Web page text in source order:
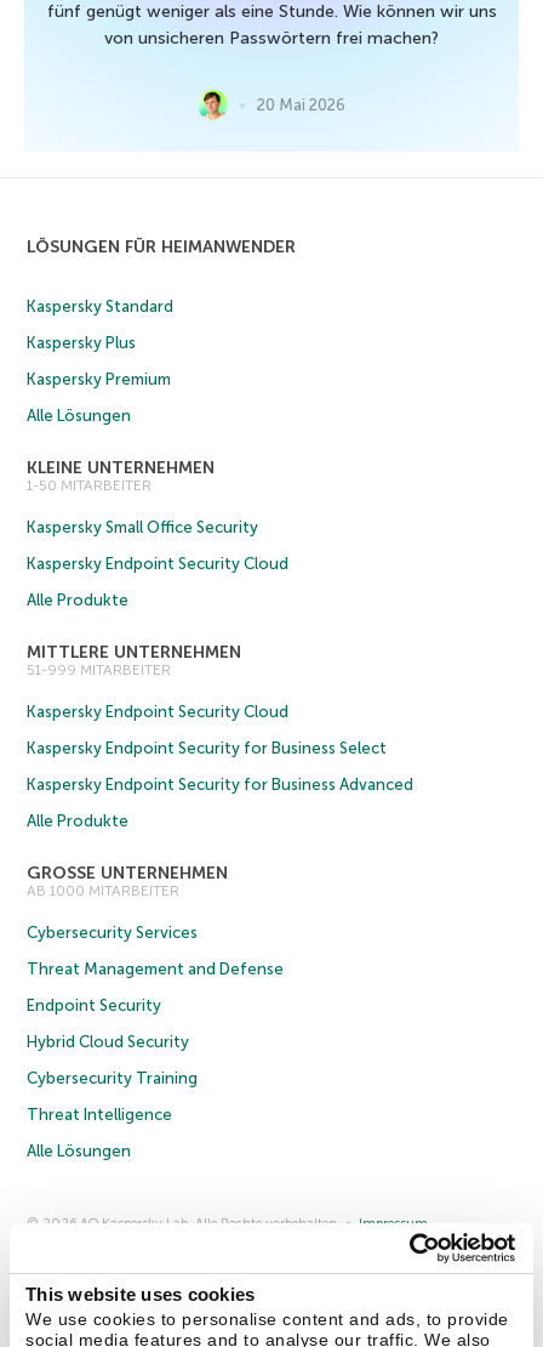
This website uses cookies
We use cookies to personalise content and ads, to provide
social media features and to analyse our traffic. We also
fünf genügt weniger als eine Stunde. Wie können wir uns
von unsicheren Passwörtern frei machen?
20 Mai 2026
LÖSUNGEN FÜR HEIMANWENDER
Kaspersky Standard
Kaspersky Plus
Kaspersky Premium
Alle Lösungen
KLEINE UNTERNEHMEN
1-50 MITARBEITER
Kaspersky Small Office Security
Kaspersky Endpoint Security Cloud
Alle Produkte
MITTLERE UNTERNEHMEN
51-999 MITARBEITER
Kaspersky Endpoint Security Cloud
Kaspersky Endpoint Security for Business Select
Kaspersky Endpoint Security for Business Advanced
Alle Produkte
GROSSE UNTERNEHMEN
AB 1000 MITARBEITER
Cybersecurity Services
Threat Management and Defense
Endpoint Security
Hybrid Cloud Security
Cybersecurity Training
Threat Intelligence
Alle Lösungen
© 2026 AO Kaspersky Lab. Alle Rechte vorbehalten.
Impressum
Lizenzvereinbarung B2B
Anmeldung zum Newsletter für B2B-Vertriebspartner